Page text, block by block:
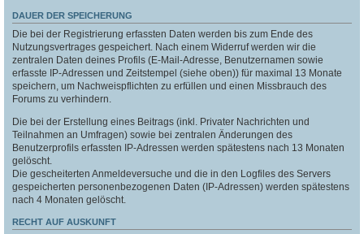
DAUER DER SPEICHERUNG
Die bei der Registrierung erfassten Daten werden bis zum Ende des
Nutzungsvertrages gespeichert. Nach einem Widerruf werden wir die
zentralen Daten deines Profils (E-Mail-Adresse, Benutzernamen sowie
erfasste IP-Adressen und Zeitstempel (siehe oben)) für maximal 13 Monate
speichern, um Nachweispflichten zu erfüllen und einen Missbrauch des
Forums zu verhindern.
Die bei der Erstellung eines Beitrags (inkl. Privater Nachrichten und
Teilnahmen an Umfragen) sowie bei zentralen Änderungen des
Benutzerprofils erfassten IP-Adressen werden spätestens nach 13 Monaten
gelöscht.
Die gescheiterten Anmeldeversuche und die in den Logfiles des Servers
gespeicherten personenbezogenen Daten (IP-Adressen) werden spätestens
nach 4 Monaten gelöscht.
RECHT AUF AUSKUNFT